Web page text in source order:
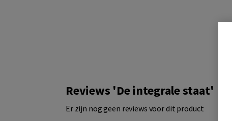
Reviews 'De integrale staat'
Er zijn nog geen reviews voor dit product